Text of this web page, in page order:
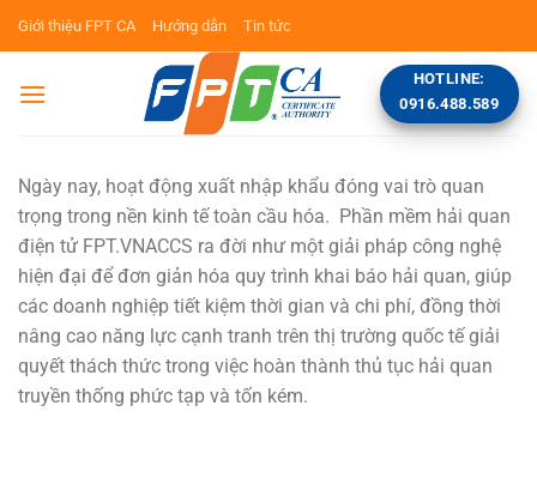
Bỏ
dung
Giới thiệu FPT CA Hướng dẫn Tin tức
HOTLINE:
0916.488.589
Ngày nay, hoạt động xuất nhập khẩu đóng vai trò quan
trọng trong nền kinh tế toàn cầu hóa. Phần mềm hải quan
điện tử FPT.VNACCS ra đời như một giải pháp công nghệ
hiện đại để đơn giản hóa quy trình khai báo hải quan, giúp
các doanh nghiệp tiết kiệm thời gian và chi phí, đồng thời
nâng cao năng lực cạnh tranh trên thị trường quốc tế giải
quyết thách thức trong việc hoàn thành thủ tục hải quan
truyền thống phức tạp và tốn kém.